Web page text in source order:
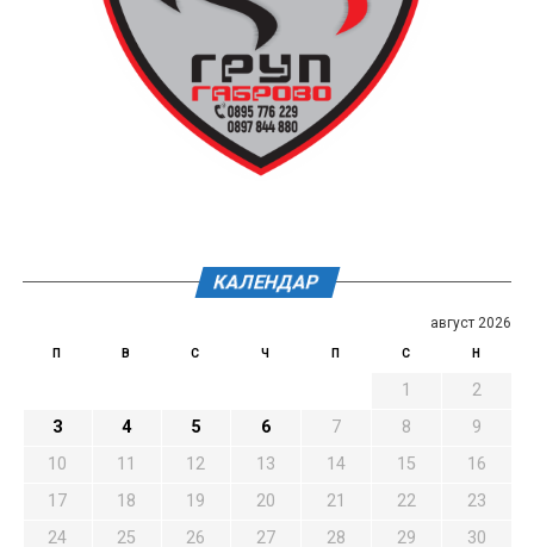
КАЛЕНДАР
август 2026
П В С Ч П С Н
1
2
3
4 5 6 7 8
9
10
11 12 13 14 15
16
17
18 19 20 21 22
23
24
25 26 27 28 29 30